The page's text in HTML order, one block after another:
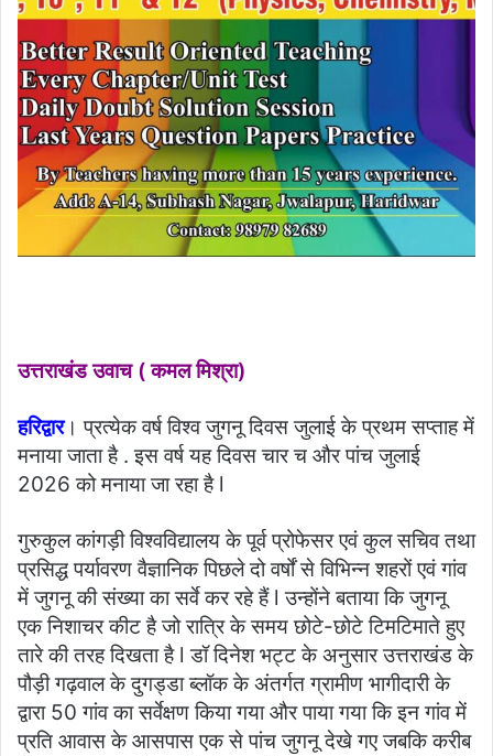
उत्तराखंड उवाच ( कमल मिश्रा)
हरिद्वार। प्रत्येक वर्ष विश्व जुगनू दिवस जुलाई के प्रथम सप्ताह में
मनाया जाता है . इस वर्ष यह दिवस चार च और पांच जुलाई
2026 को मनाया जा रहा है l
गुरुकुल कांगड़ी विश्वविद्यालय के पूर्व प्रोफेसर एवं कुल सचिव तथा
प्रसिद्ध पर्यावरण वैज्ञानिक पिछले दो वर्षों से विभिन्न शहरों एवं गांव
में जुगनू की संख्या का सर्वे कर रहे हैं l उन्होंने बताया कि जुगनू
एक निशाचर कीट है जो रात्रि के समय छोटे-छोटे टिमटिमाते हुए
तारे की तरह दिखता है l डॉ दिनेश भट्ट के अनुसार उत्तराखंड के
पौड़ी गढ़वाल के दुगड्डा ब्लॉक के अंतर्गत ग्रामीण भागीदारी के
द्वारा 50 गांव का सर्वेक्षण किया गया और पाया गया कि इन गांव में
प्रति आवास के आसपास एक से पांच जुगनू देखे गए जबकि करीब